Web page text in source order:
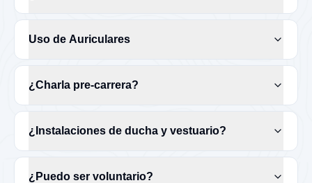
Uso de Auriculares
¿Charla pre-carrera?
¿Instalaciones de ducha y vestuario?
¿Puedo ser voluntario?